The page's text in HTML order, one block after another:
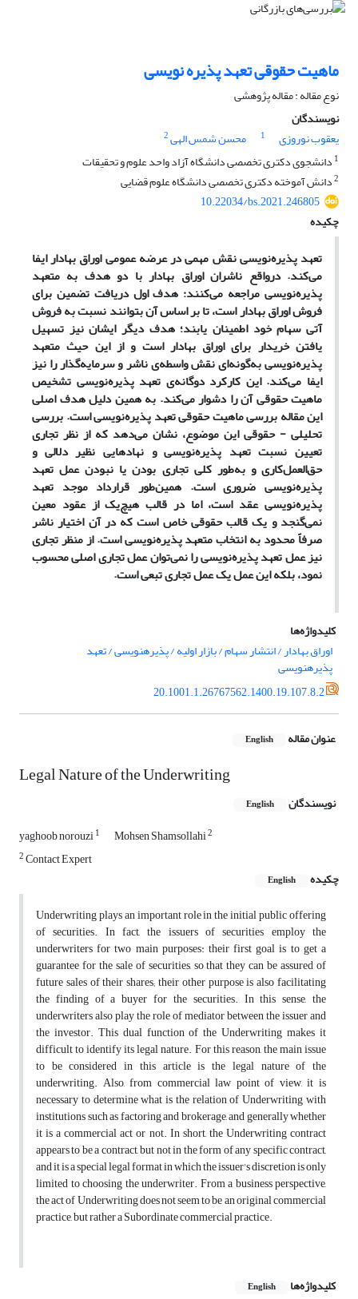
ماهیت حقوقی تعهد پذیره نویسی
نوع مقاله : مقاله پژوهشی
نویسندگان
یعقوب نوروزی
1 محسن شمس الهی2
1 دانشجوی دکتری تخصصی دانشگاه آزاد واحد علوم و تحقیقات
2دانش آموخته دکتری تخصصی دانشگاه علوم قضایی
10.22034/bs.2021.246805
چکیده
تعهد پذیرهنویسی نقش مهمی در عرضه عمومی اوراق بهادار ایفا
میکند. درواقع ناشران اوراق بهادار با دو هدف به متعهد
پذیرهنویسی مراجعه میکنند: هدف اول دریافت تضمین برای
فروش اوراق بهادار است، تا بر اساس آن بتوانند نسبت به فروش
آتی سهام خود اطمینان یابند؛ هدف دیگر ایشان نیز تسهیل
یافتن خریدار برای اوراق بهادار است و از این حیث متعهد
پذیرهنویسی بهگونهای نقش واسطهی ناشر و سرمایهگذار را نیز
ایفا میکند. این کارکرد دوگانهی تعهد پذیرهنویسی تشخیص
ماهیت حقوقی آن را دشوار میکند. به همین دلیل هدف اصلی
این مقاله بررسی ماهیت حقوقی تعهد پذیرهنویسی است. بررسی
تحلیلی - حقوقی این موضوع، نشان میدهد که از نظر تجاری
تعیین نسبت تعهد پذیرهنویسی و نهادهایی نظیر دلالی و
حقالعملکاری و بهطور کلی تجاری بودن یا نبودن عمل تعهد
پذیرهنویسی ضروری است. همینطور قرارداد موجد تعهد
پذیرهنویسی عقد است، اما در قالب هیچیک از عقود معین
نمیگنجد و یک قالب حقوقی خاص است که در آن اختیار ناشر
صرفاً محدود به انتخاب متعهد پذیرهنویسی است. از منظر تجاری
نیز عمل تعهد پذیرهنویسی را نمیتوان عمل تجاری اصلی محسوب
نمود، بلکه این عمل یک عمل تجاری تبعی است.
کلیدواژه‌ها
اوراق بهادار / انتشار سهام / بازار اولیه / پذیرهنویسی / تعهد
پذیرهنویسی
20.1001.1.26767562.1400.19.107.8.2
عنوان مقاله English
Legal Nature of the Underwriting
نویسندگان English
yaghoob norouzi1 Mohsen Shamsollahi2
2Contact Expert
چکیده
English
Underwriting plays an important role in the initial public offering
of securities. In fact, the issuers of securities employ the
underwriters for two main purposes: their first goal is to get a
guarantee for the sale of securities, so that they can be assured of
future sales of their shares; their other purpose is also facilitating
the finding of a buyer for the securities. In this sense, the
underwriters also play the role of mediator between the issuer and
the investor. This dual function of the Underwriting makes it
difficult to identify its legal nature. For this reason, the main issue
to be considered in this article is the legal nature of the
underwriting. Also, from commercial law point of view, it is
necessary to determine what is the relation of Underwriting with
institutions such as factoring and brokerage, and generally whether
it is a commercial act or not. In short, the Underwriting contract
appears to be a contract, but not in the form of any specific contract,
and it is a special legal format in which the issuer's discretion is only
limited to choosing the underwriter. From a business perspective,
the act of Underwriting does not seem to be an original commercial
practice, but rather a Subordinate commercial practice.
کلیدواژه‌ها English